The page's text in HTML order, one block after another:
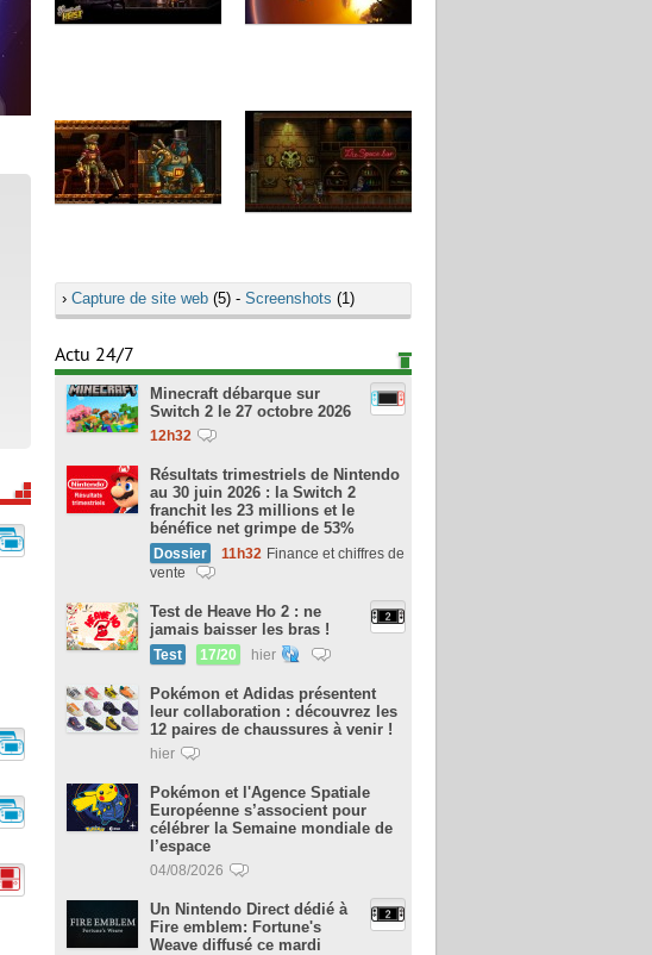
› Capture de site web (5) - Screenshots (1)
Actu 24/7
Minecraft débarque sur
Switch 2 le 27 octobre 2026
12h32
Résultats trimestriels de Nintendo
au 30 juin 2026 : la Switch 2
franchit les 23 millions et le
bénéfice net grimpe de 53%
Dossier 11h32 Finance et chiffres de
vente
Test de Heave Ho 2 : ne
jamais baisser les bras !
Test 17/20 hier
Pokémon et Adidas présentent
leur collaboration : découvrez les
12 paires de chaussures à venir !
hier
Pokémon et l'Agence Spatiale
Européenne s’associent pour
célébrer la Semaine mondiale de
l’espace
04/08/2026
Un Nintendo Direct dédié à
Fire emblem: Fortune's
Weave diffusé ce mardi